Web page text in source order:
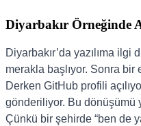
Diyarbakır Örneğinde
Diyarbakır’da yazılıma
merakla başlıyor. Sonra
Derken GitHub profili
gönderiliyor. Bu dönüşümü
Çünkü bir şehirde “ben de